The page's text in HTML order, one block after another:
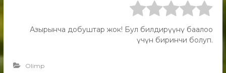
Азырынча добуштар жок! Бул билдирүүнү баалоо
үчүн биринчи болуп.
Olimp